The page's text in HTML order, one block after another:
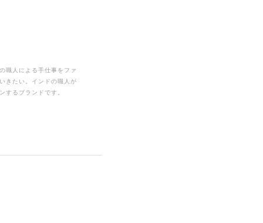
職人による手仕事をファ
きたい。インドの職人が
するブランドです。